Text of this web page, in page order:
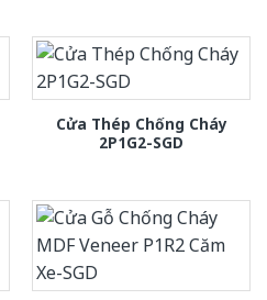
Cửa Thép Chống Cháy
2P1G2-SGD